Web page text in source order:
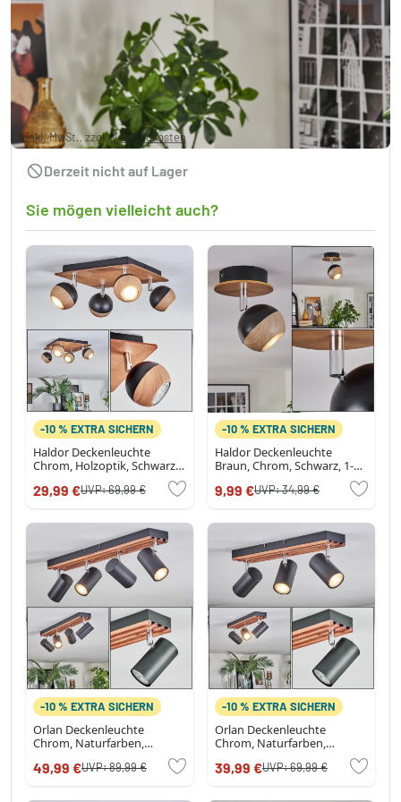
Haldor Deckenleuchte Braun, Chrom,
Schwarz, 3-flammig
24,99 €
inkl. MwSt., zzgl.Versandkosten
Derzeit nicht auf Lager
Sie mögen vielleicht auch?
-10 % EXTRA SICHERN
Haldor Deckenleuchte
Chrom, Holzoptik, Schwarz,
29,99 €UVP:69,99 €
-10 % EXTRA SICHERN
Haldor Deckenleuchte
Braun, Chrom, Schwarz, 1-
9,99 €UVP:34,99 €
-10 % EXTRA SICHERN
Orlan Deckenleuchte
Chrom, Naturfarben,
49,99 €UVP:89,99 €
-10 % EXTRA SICHERN
Orlan Deckenleuchte
Chrom, Naturfarben,
39,99 €UVP:69,99 €